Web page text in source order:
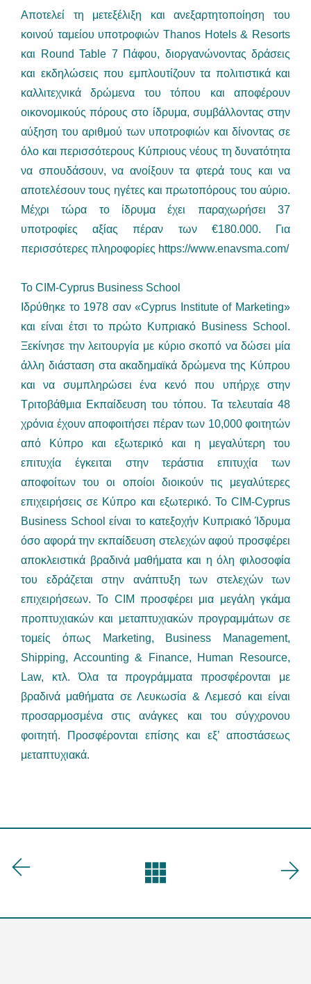
Αποτελεί τη μετεξέλιξη και ανεξαρτητοποίηση του
κοινού ταμείου υποτροφιών Thanos Hotels & Resorts
και Round Table 7 Πάφου, διοργανώνοντας δράσεις
και εκδηλώσεις που εμπλουτίζουν τα πολιτιστικά και
καλλιτεχνικά δρώμενα του τόπου και αποφέρουν
οικονομικούς πόρους στο ίδρυμα, συμβάλλοντας στην
αύξηση του αριθμού των υποτροφιών και δίνοντας σε
όλο και περισσότερους Κύπριους νέους τη δυνατότητα
να σπουδάσουν, να ανοίξουν τα φτερά τους και να
αποτελέσουν τους ηγέτες και πρωτοπόρους του αύριο.
Μέχρι τώρα το ίδρυμα έχει παραχωρήσει 37
υποτροφίες αξίας πέραν των €180.000. Για
περισσότερες πληροφορίες https://www.enavsma.com/
Το CIM-Cyprus Business School
Ιδρύθηκε το 1978 σαν «Cyprus Institute of Marketing»
και είναι έτσι το πρώτο Κυπριακό Business School.
Ξεκίνησε την λειτουργία με κύριο σκοπό να δώσει μία
άλλη διάσταση στα ακαδημαϊκά δρώμενα της Κύπρου
και να συμπληρώσει ένα κενό που υπήρχε στην
Τριτοβάθμια Εκπαίδευση του τόπου. Τα τελευταία 48
χρόνια έχουν αποφοιτήσει πέραν των 10,000 φοιτητών
από Κύπρο και εξωτερικό και η μεγαλύτερη του
επιτυχία έγκειται στην τεράστια επιτυχία των
αποφοίτων του οι οποίοι διοικούν τις μεγαλύτερες
επιχειρήσεις σε Κύπρο και εξωτερικό. Το CIM-Cyprus
Business School είναι το κατεξοχήν Κυπριακό Ίδρυμα
όσο αφορά την εκπαίδευση στελεχών αφού προσφέρει
αποκλειστικά βραδινά μαθήματα και η όλη φιλοσοφία
του εδράζεται στην ανάπτυξη των στελεχών των
επιχειρήσεων. Το CIM προσφέρει μια μεγάλη γκάμα
προπτυχιακών και μεταπτυχιακών προγραμμάτων σε
τομείς όπως Marketing, Business Management,
Shipping, Accounting & Finance, Human Resource,
Law, κτλ. Όλα τα προγράμματα προσφέρονται με
βραδινά μαθήματα σε Λευκωσία & Λεμεσό και είναι
προσαρμοσμένα στις ανάγκες και του σύγχρονου
φοιτητή. Προσφέρονται επίσης και εξ’ αποστάσεως
μεταπτυχιακά.